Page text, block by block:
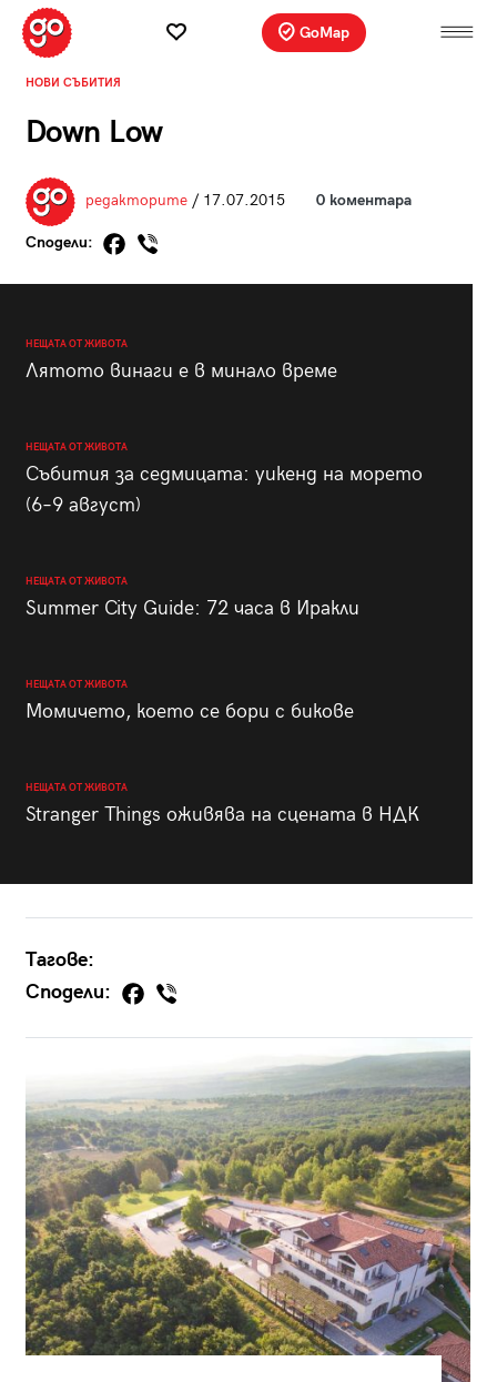
GoMap
НОВИ СЪБИТИЯ
Down Low
редакторите/ 17.07.2015 0 коментара
Сподели:
НЕЩАТА ОТ ЖИВОТА
Лятото винаги е в минало време
НЕЩАТА ОТ ЖИВОТА
Събития за седмицата: уикенд на морето
(6–9 август)
НЕЩАТА ОТ ЖИВОТА
Summer City Guide: 72 часа в Иракли
НЕЩАТА ОТ ЖИВОТА
Момичето, което се бори с бикове
НЕЩАТА ОТ ЖИВОТА
Stranger Things оживява на сцената в НДК
Тагове:
Сподели: